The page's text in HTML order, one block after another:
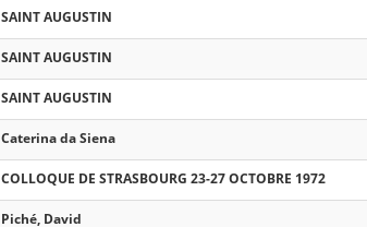
SAINT AUGUSTIN
SAINT AUGUSTIN
SAINT AUGUSTIN
Caterina da Siena
COLLOQUE DE STRASBOURG 23-27 OCTOBRE 1972
Piché, David